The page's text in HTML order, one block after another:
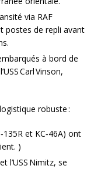
via RAF
postes de repli avant
à bord de
Carl Vinson,
robuste :
et KC‑46A) ont
)
l’USS Nimitz, se